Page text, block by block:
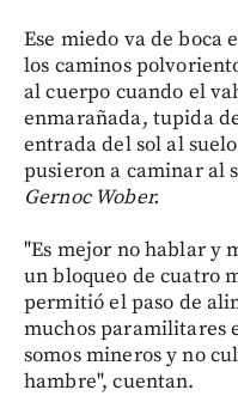
Ese miedo va de boca
los caminos
al cuerpo cuando el
enmarañada, tupida
entrada del sol al
pusieron a caminar al
Gernoc Wober.
"Es mejor no hablar y
un bloqueo de cuatro
permitió el paso de
muchos paramilitares
somos mineros y no
hambre", cuentan.